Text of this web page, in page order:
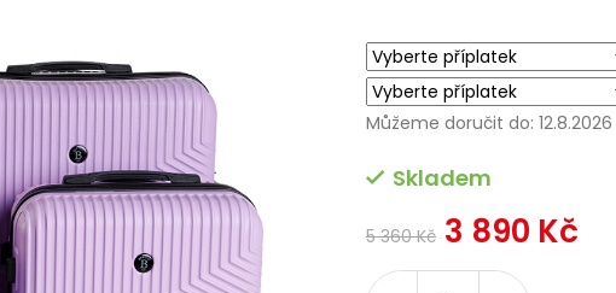
5 360 Kč 3 890 Kč
Skladem
Můžeme doručit do: 12.8.2026